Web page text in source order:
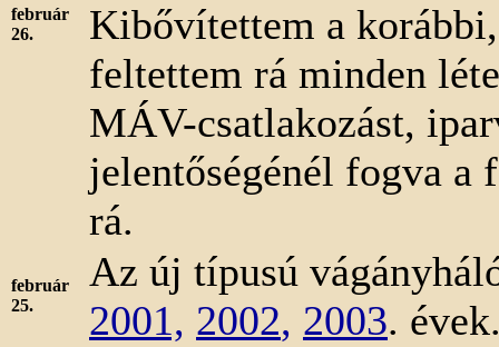
február
26.
Kibővítettem a
feltettem rá minden
MÁV-csatlakozást,
jelentőségénél fogva
rá.
február
25.
Az új típusú
2001, 2002, 2003.